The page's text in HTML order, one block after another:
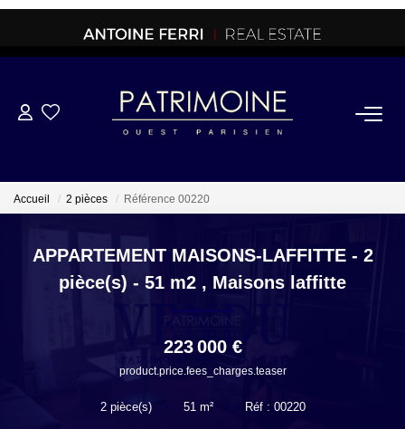
ACHETER
OFF MARKET
NORMANDIE/LA BAULE
PROPRIETES/CHATEAUX
LOUER
Accueil 2 pièces Référence 00220
APPARTEMENT MAISONS-LAFFITTE - 2
pièce(s) - 51 m2 , Maisons laffitte
223 000 €
product.price.fees_charges.teaser
2pièce(s) 51 m² Réf : 00220